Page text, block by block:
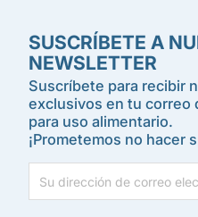
SUSCRÍBETE A
NEWSLETTER
Suscríbete para recibir
exclusivos en tu correo
para uso alimentario.
¡Prometemos no hacer